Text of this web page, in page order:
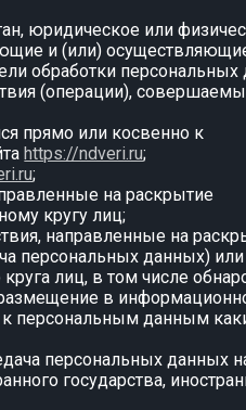
юридическое или
и (или)
обработки персональных
(операции),
прямо или косвенно к
https://ndveri.ru;
;
на раскрытие
кругу лиц;
направленные на
персональных данных) или
лиц, в том числе
в
к персональным данным
персональных данных
государства,